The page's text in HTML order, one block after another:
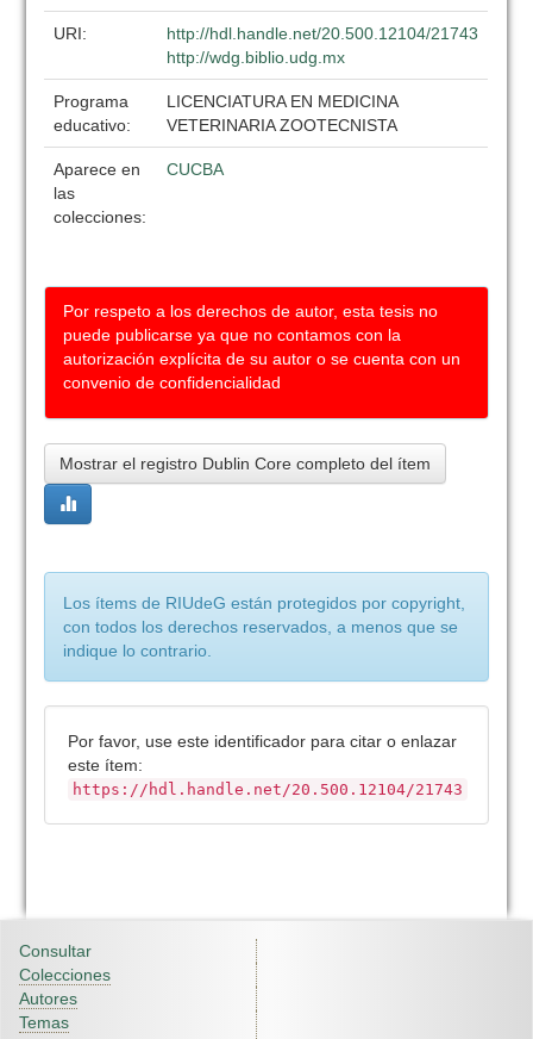
URI:
http://hdl.handle.net/20.500.12104/21743
http://wdg.biblio.udg.mx
Programa
educativo:
LICENCIATURA EN MEDICINA
VETERINARIA ZOOTECNISTA
Aparece en
las
colecciones:
CUCBA
Por respeto a los derechos de autor, esta tesis no
puede publicarse ya que no contamos con la
autorización explícita de su autor o se cuenta con un
convenio de confidencialidad
Mostrar el registro Dublin Core completo del ítem
Los ítems de RIUdeG están protegidos por copyright,
con todos los derechos reservados, a menos que se
indique lo contrario.
Por favor, use este identificador para citar o enlazar
este ítem:
https://hdl.handle.net/20.500.12104/21743
Consultar
Colecciones
Autores
Temas